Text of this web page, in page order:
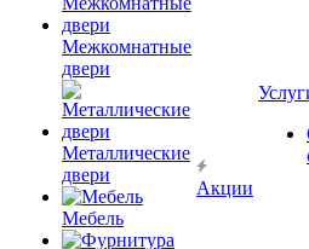
Межкомнатные
двери
Металлические
двери
Мебель
Акции